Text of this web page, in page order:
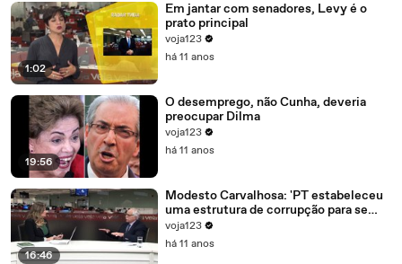
1:02
Em jantar com senadores, Levy é o
prato principal
voja123
há 11 anos
19:56
O desemprego, não Cunha, deveria
preocupar Dilma
voja123
há 11 anos
16:46
Modesto Carvalhosa: 'PT estabeleceu
uma estrutura de corrupção para se
manter no poder'
voja123
há 11 anos